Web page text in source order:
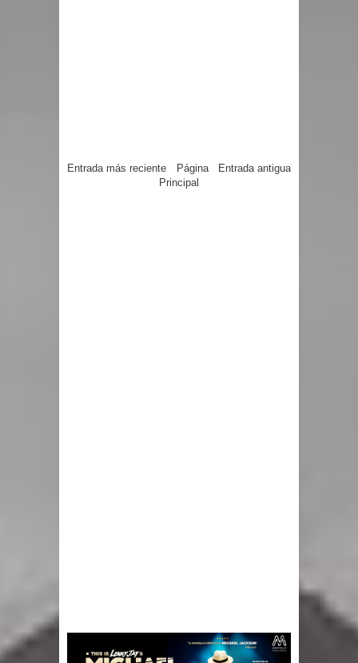
Entrada más reciente Entrada antigua
Página
Principal